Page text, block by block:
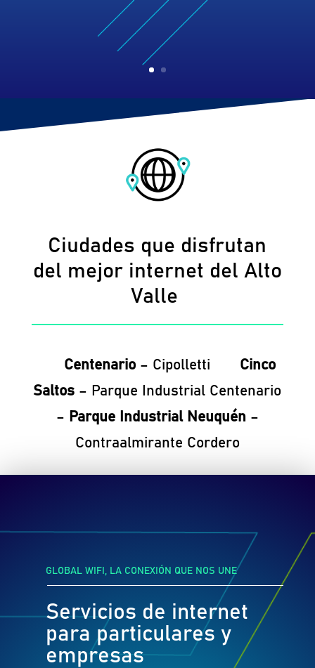
Ciudades que disfrutan
del mejor internet del Alto
Valle
Centenario – Cipolletti
Cinco
Saltos – Parque Industrial Centenario
– Parque Industrial Neuquén –
Contraalmirante Cordero
GLOBAL WIFI, LA CONEXIÓN QUE NOS UNE
Servicios de internet
para particulares y
empresas